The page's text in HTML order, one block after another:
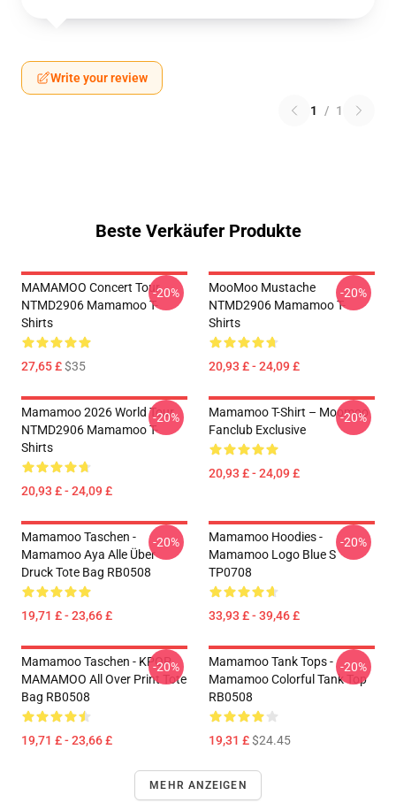
Write your review
1 / 1
Beste Verkäufer Produkte
MAMAMOO Concert Tour
NTMD2906 Mamamoo T-
Shirts
27,65 £$35
-20%
MooMoo Mustache
NTMD2906 Mamamoo T-
Shirts
20,93 £ - 24,09 £
-20%
Mamamoo 2026 World Tour
NTMD2906 Mamamoo T-
Shirts
20,93 £ - 24,09 £
-20%
Mamamoo T-Shirt – Moomoo
Fanclub Exclusive
20,93 £ - 24,09 £
-20%
Mamamoo Taschen -
Mamamoo Aya Alle Über
Druck Tote Bag RB0508
19,71 £ - 23,66 £
-20%
Mamamoo Hoodies -
Mamamoo Logo Blue S
TP0708
33,93 £ - 39,46 £
-20%
Mamamoo Taschen - KPOP
MAMAMOO All Over Print Tote
Bag RB0508
19,71 £ - 23,66 £
-20%
Mamamoo Tank Tops -
Mamamoo Colorful Tank Top
RB0508
19,31 £$24.45
-20%
MEHR ANZEIGEN